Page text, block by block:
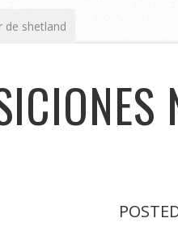
de shetland